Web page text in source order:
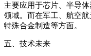
主要应用于芯片、半导
领域。而在军工、航空
特殊合金制造等方面。
五、技术未来